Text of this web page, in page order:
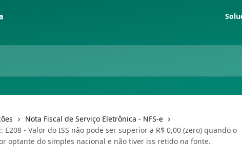
Nota Fiscal de Serviço Eletrônica - NFS-e
E208 - Valor do ISS não pode ser superior a R$ 0,00 (zero) quando o
optante do simples nacional e não tiver iss retido na fonte.